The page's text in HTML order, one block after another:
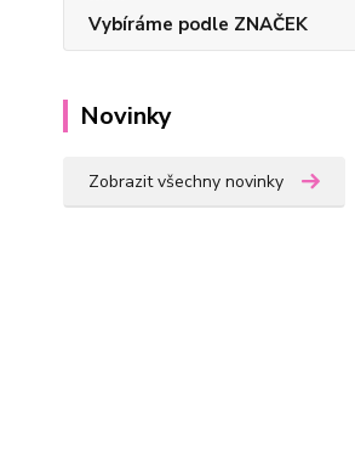
Vybíráme podle ZNAČEK
Novinky
Zobrazit všechny novinky